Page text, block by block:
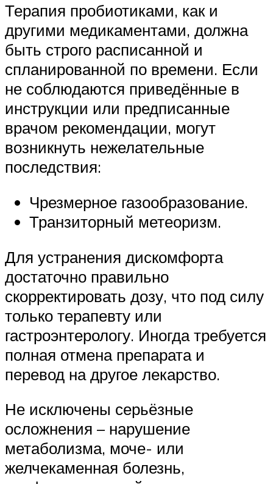
Терапия пробиотиками, как и
другими медикаментами, должна
быть строго расписанной и
спланированной по времени. Если
не соблюдаются приведённые в
инструкции или предписанные
врачом рекомендации, могут
возникнуть нежелательные
последствия:
Чрезмерное газообразование.
Транзиторный метеоризм.
Для устранения дискомфорта
достаточно правильно
скорректировать дозу, что под силу
только терапевту или
гастроэнтерологу. Иногда требуется
полная отмена препарата и
перевод на другое лекарство.
Не исключены серьёзные
осложнения – нарушение
метаболизма, моче- или
желчекаменная болезнь,